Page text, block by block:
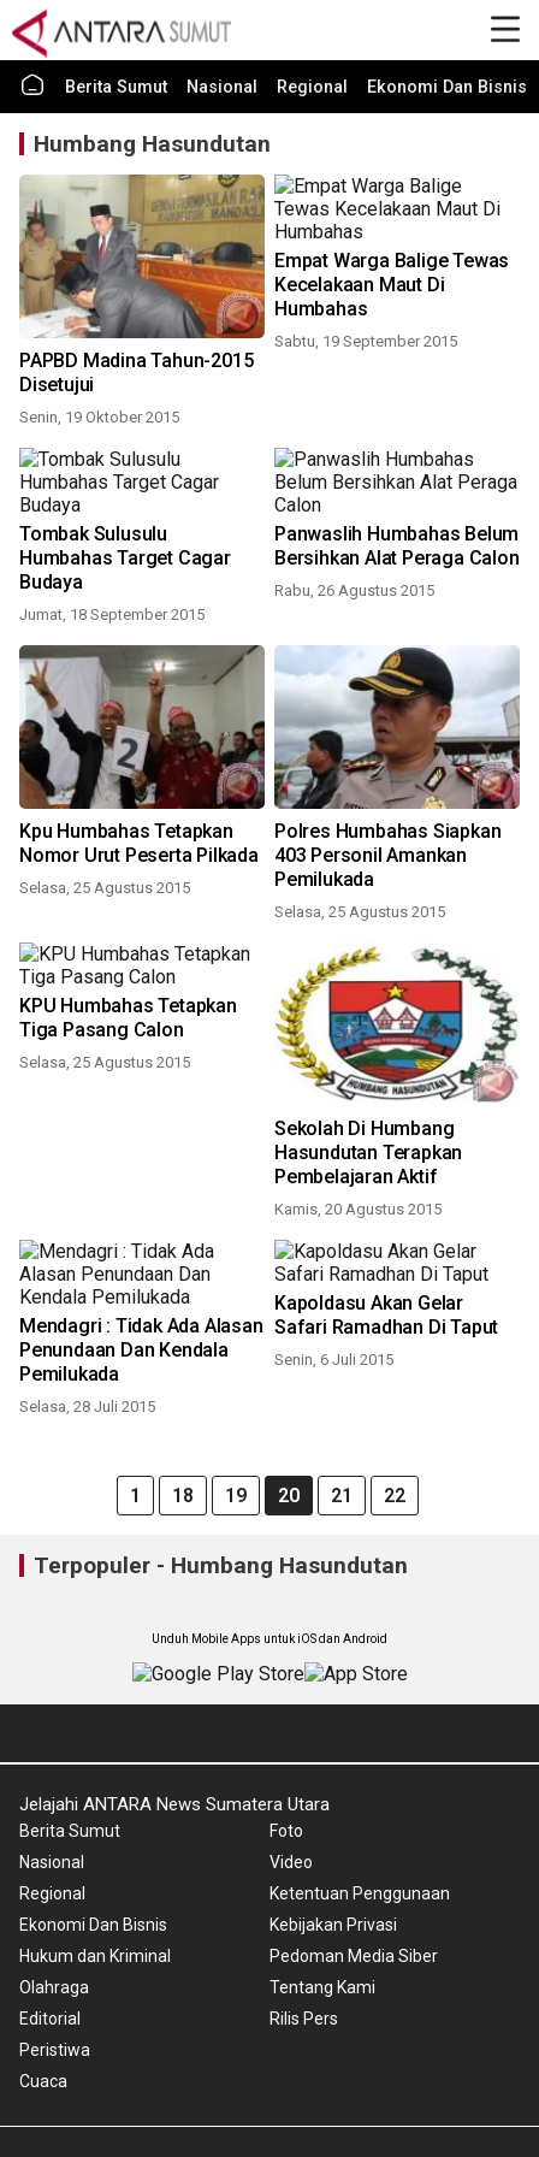
Berita Sumut Nasional Regional Ekonomi Dan Bisnis
Humbang Hasundutan
PAPBD Madina Tahun-2015
Disetujui
Senin, 19 Oktober 2015
Empat Warga Balige Tewas
Kecelakaan Maut Di
Humbahas
Sabtu, 19 September 2015
Tombak Sulusulu
Humbahas Target Cagar
Budaya
Jumat, 18 September 2015
Panwaslih Humbahas Belum
Bersihkan Alat Peraga Calon
Rabu, 26 Agustus 2015
Kpu Humbahas Tetapkan
Nomor Urut Peserta Pilkada
Selasa, 25 Agustus 2015
Polres Humbahas Siapkan
403 Personil Amankan
Pemilukada
Selasa, 25 Agustus 2015
KPU Humbahas Tetapkan
Tiga Pasang Calon
Selasa, 25 Agustus 2015
Sekolah Di Humbang
Hasundutan Terapkan
Pembelajaran Aktif
Kamis, 20 Agustus 2015
Mendagri : Tidak Ada Alasan
Penundaan Dan Kendala
Pemilukada
Selasa, 28 Juli 2015
Kapoldasu Akan Gelar
Safari Ramadhan Di Taput
Senin, 6 Juli 2015
1 18 19 20 21 22
Terpopuler - Humbang Hasundutan
Unduh Mobile Apps untuk iOS dan Android
Jelajahi ANTARA News Sumatera Utara
Berita Sumut
Nasional
Regional
Ekonomi Dan Bisnis
Hukum dan Kriminal
Olahraga
Editorial
Peristiwa
Cuaca
Foto
Video
Ketentuan Penggunaan
Kebijakan Privasi
Pedoman Media Siber
Tentang Kami
Rilis Pers